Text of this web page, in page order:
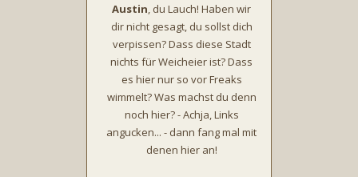
Austin, du Lauch! Haben wir
dir nicht gesagt, du sollst dich
verpissen? Dass diese Stadt
nichts für Weicheier ist? Dass
es hier nur so vor Freaks
wimmelt? Was machst du denn
noch hier? - Achja, Links
angucken... - dann fang mal mit
denen hier an!